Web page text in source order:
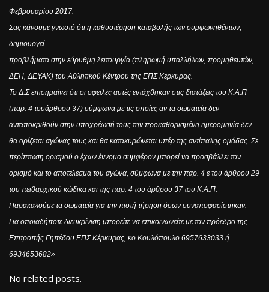
Φεβρουαρίου 2017.
Σας κάνουμε γνωστό ότι η καθυστέρηση καταβολής των συμφωνηθέντων,
δημιουργεί
προβλήματα στην εύρυθμη λειτουργία (πληρωμή υπαλλήλων, προμηθευτών,
ΔΕΗ, ΔΕΥΑΚ) του Αθλητικού Κέντρου της ΕΠΣ Κέρκυρας.
Το Δ.Σ επισημαίνει ότι οι οφειλές αυτές εντάχθηκαν στις διατάξεις του Κ.Α.Π
(παρ. 4 τουάρθρου 37) σύμφωνα με τις οποίες αν τα σωματεία δεν
ανταποκριθούν στην υποχρέωσή τους την προκαθορισμένη ημερομηνία δεν
θα ορίζεται αγώνας τους και θα κατακυρώνεται υπέρ της αντίπαλης ομάδας. Σε
περίπτωση ορισμού ο έχων έννομο συμφέρον μπορεί να προσβάλλει τον
ορισμό και το αποτέλεσμα του αγώνα, σύμφωνα με την παρ. 4 ε του άρθρου 29
του πειθαρχικού κώδικα και της παρ. 4 του άρθρου 37 του Κ.Α.Π.
Παρακαλούμε τα σωματεία για την πιστή τήρηση όσων συναποφασίστηκαν.
Για οποιαδήποτε διευκρίνιση μπορείτε να επικοινωνείτε με τον πρόεδρο της
Επιτροπής Γηπέδου ΕΠΣ Κέρκυρας, κο Κουλόπουλο 6957633033 ή
6934653682»
No related posts.